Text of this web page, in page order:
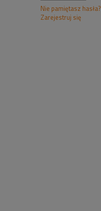
Nie pamiętasz hasła?
Zarejestruj się